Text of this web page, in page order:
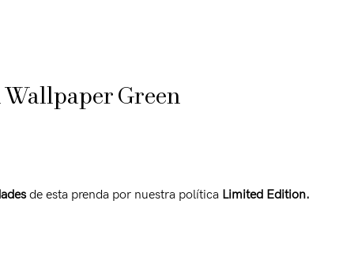
Wallpaper Green
de esta prenda por nuestra política Limited Edition.